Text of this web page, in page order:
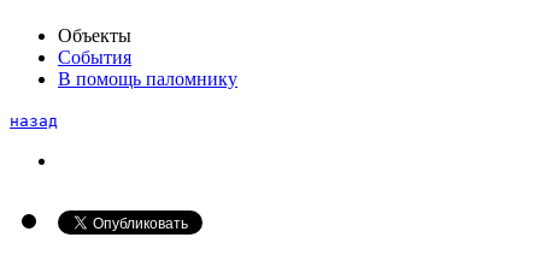
Объекты
События
В помощь паломнику
назад